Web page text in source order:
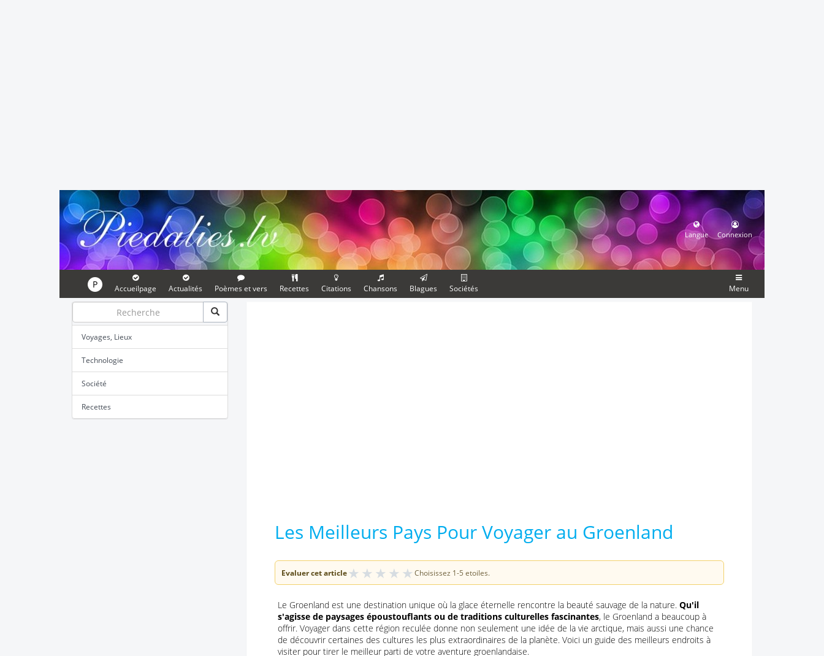
Langue Connexion
P Accueilpage Actualités Poèmes et vers Recettes Citations Chansons Blagues Sociétés Menu
Voyages, Lieux
Technologie
Société
Recettes
Les Meilleurs Pays Pour Voyager au Groenland
Evaluer cet article★ ★ ★ ★ ★ Choisissez 1-5 etoiles.
Le Groenland est une destination unique où la glace éternelle rencontre la beauté sauvage de la nature. Qu'il
s'agisse de paysages époustouflants ou de traditions culturelles fascinantes, le Groenland a beaucoup à
offrir. Voyager dans cette région reculée donne non seulement une idée de la vie arctique, mais aussi une chance
de découvrir certaines des cultures les plus extraordinaires de la planète. Voici un guide des meilleurs endroits à
visiter pour tirer le meilleur parti de votre aventure groenlandaise.